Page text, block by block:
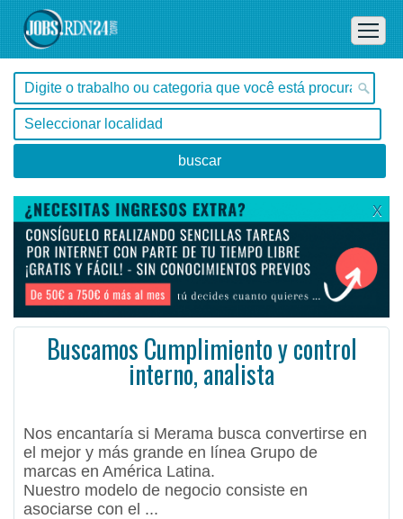
X
Buscamos Cumplimiento y control
interno, analista
Nos encantaría si Merama busca convertirse en
el mejor y más grande en línea Grupo de
marcas en América Latina.
Nuestro modelo de negocio consiste en
asociarse con el ...